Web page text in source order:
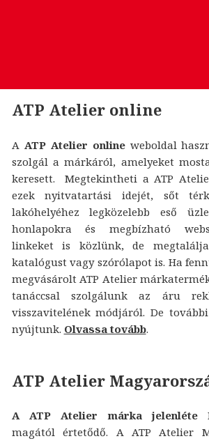
ATP Atelier online
A ATP Atelier onlineweboldal
szolgál a márkáról, amelyeket
keresett. Megtekintheti a ATP
ezek nyitvatartási idejét, sőt
lakóhelyéhez legközelebb eső
honlapokra és megbízható
linkeket is közlünk, de
katalógust vagy szórólapot is. Ha
megvásárolt ATP Atelier
tanáccsal szolgálunk az áru
visszavitelének módjáról. De
nyújtunk. Olvassa tovább.
ATP Atelier
A ATP Atelier márka jelenléte
magától értetődő. A ATP Atelier